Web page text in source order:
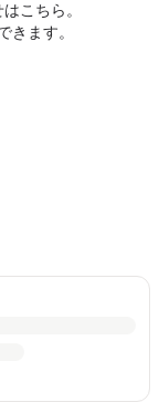
こちら。
きます。